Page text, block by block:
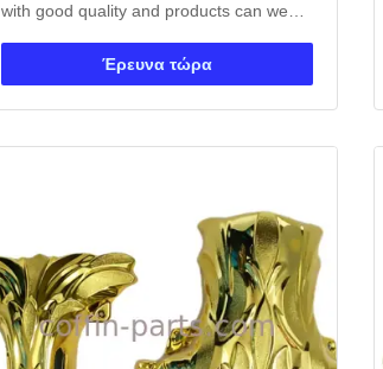
with good quality and products can we
serve you. We are the professional
manufacturer in producing the funeral
products include plastic casket corner,
Έρευνα τώρα